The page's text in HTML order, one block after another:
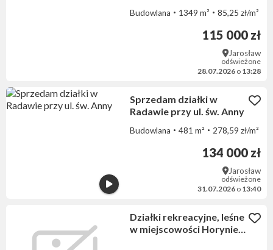
Budowlana 1349 m² 85,25 zł/m²
115 000 zł
Jarosław
odświeżone
28.07.2026 o 13:28
Sprzedam działki w
Radawie przy ul. św. Anny
Budowlana 481 m² 278,59 zł/m²
134 000 zł
Jarosław
odświeżone
31.07.2026 o 13:40
Działki rekreacyjne, leśne
w miejscowości Horyniec